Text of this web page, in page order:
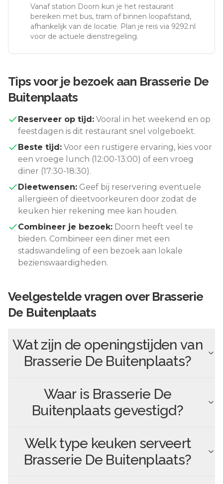
Vanaf station Doorn kun je het restaurant
bereiken met bus, tram of binnen loopafstand,
afhankelijk van de locatie. Plan je reis via 9292.nl
voor de actuele dienstregeling.
Tips voor je bezoek aan Brasserie De
Buitenplaats
Reserveer op tijd: Vooral in het weekend en op
feestdagen is dit restaurant snel volgeboekt.
Beste tijd: Voor een rustigere ervaring, kies voor
een vroege lunch (12:00-13:00) of een vroeg
diner (17:30-18:30).
Dieetwensen: Geef bij reservering eventuele
allergieën of dieetvoorkeuren door zodat de
keuken hier rekening mee kan houden.
Combineer je bezoek: Doorn heeft veel te
bieden. Combineer een diner met een
stadswandeling of een bezoek aan lokale
bezienswaardigheden.
Veelgestelde vragen over Brasserie
De Buitenplaats
Wat zijn de openingstijden van
Brasserie De Buitenplaats?
Waar is Brasserie De
Buitenplaats gevestigd?
Welk type keuken serveert
Brasserie De Buitenplaats?